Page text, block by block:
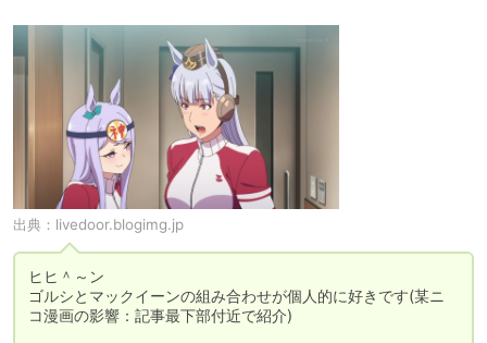
出典： livedoor.blogimg.jp
ヒヒ＾～ン
ゴルシとマックイーンの組み合わせが個人的に好きです(某ニ
コ漫画の影響：記事最下部付近で紹介)